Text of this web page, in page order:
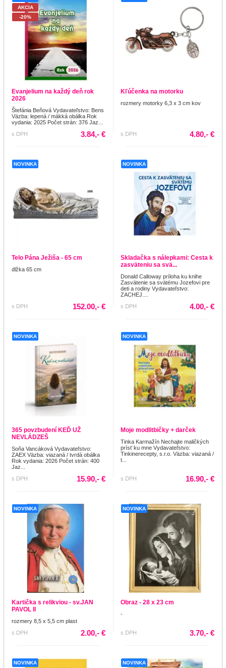
AKCIA
-20%
Evanjelium na každý deň rok
2026
Štefánia Beňová Vydavateľstvo: Bens
Väzba: lepená / mäkká obálka Rok
vydania: 2025 Počet strán: 376 Jaz...
s DPH
3.84,- €
Kľúčenka na motorku
rozmery motorky 6,3 x 3 cm kov
s DPH 4.80,- €
NOVINKA
Telo Pána Ježiša - 65 cm
dlžka 65 cm
s DPH 152.00,- €
NOVINKA
Skladačka s nálepkami: Cesta k
zasväteniu sa svä...
Donald Calloway príloha ku knihe
Zasvätenie sa svätému Jozefovi pre
deti a rodiny Vydavateľstvo:
ZACHEJ....
s DPH
4.00,- €
NOVINKA
365 povzbudení KEĎ UŽ
NEVLÁDZEŠ
Soňa Vancáková Vydavateľstvo:
ZAEX Väzba: viazaná / tvrdá obálka
Rok vydania: 2026 Počet strán: 400
Jaz...
s DPH
15.90,- €
NOVINKA
Moje modlitbičky + darček
Tinka Karmažín Nechajte maličkých
prísť ku mne Vydavateľstvo:
Tinkinerecepty, s.r.o. Väzba: viazaná /
t...
s DPH 16.90,- €
NOVINKA
Kartička s relikviou - sv.JAN
PAVOL II
rozmery 8,5 x 5,5 cm plast
s DPH
2.00,- €
NOVINKA
Obraz - 28 x 23 cm
-
s DPH 3.70,- €
NOVINKA NOVINKA